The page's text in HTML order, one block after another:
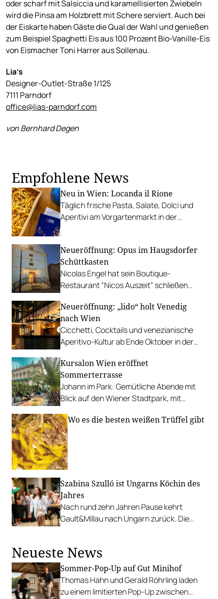
oder scharf mit Salsiccia und karamellisierten Zwiebeln
wird die Pinsa am Holzbrett mit Schere serviert. Auch bei
der Eiskarte haben Gäste die Qual der Wahl und genießen
zum Beispiel Spaghetti Eis aus 100 Prozent Bio-Vanille-Eis
von Eismacher Toni Harrer aus Sollenau.
Lia’s
Designer-Outlet-Straße 1/125
7111 Parndorf
office@lias-parndorf.com
von Bernhard Degen
Empfohlene News
Neu in Wien: Locanda il Rione
Täglich frische Pasta, Salate, Dolci und
Aperitivi am Vorgartenmarkt in der
Neueröffnung: Opus im Haugsdorfer
Schüttkasten
Nicolas Engel hat sein Boutique-
Restaurant “Nicos Auszeit” schließen
Location gefunden.
Neueröffnung: „lido“ holt Venedig
nach Wien
Cicchetti, Cocktails und venezianische
Aperitivo-Kultur ab Ende Oktober in der
Kursalon Wien eröffnet
Sommerterrasse
Johann im Park: Gemütliche Abende mit
Blick auf den Wiener Stadtpark, mit
Speisen.
Wo es die besten weißen Trüffel gibt
Szabina Szulló ist Ungarns Köchin des
Jahres
Nach rund zehn Jahren Pause kehrt
Gault&Millau nach Ungarn zurück. Die
des Landes aus.
Neueste News
Sommer-Pop-Up auf Gut Minihof
Thomas Hahn und Gerald Röhrling laden
zu einem limitierten Pop-Up zwischen